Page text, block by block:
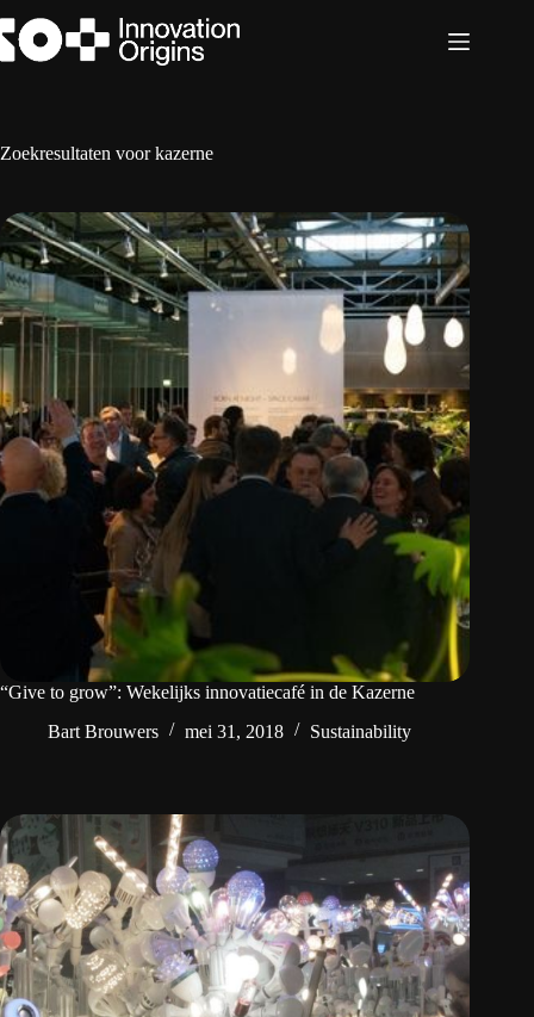
naar
de
Zoekresultaten voor kazerne
“Give to grow”: Wekelijks innovatiecafé in de Kazerne
Bart Brouwers
mei 31, 2018 Sustainability